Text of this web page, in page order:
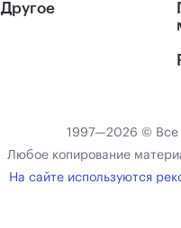
Другое
1997—2026 © Все
Любое копирование
На сайте используются